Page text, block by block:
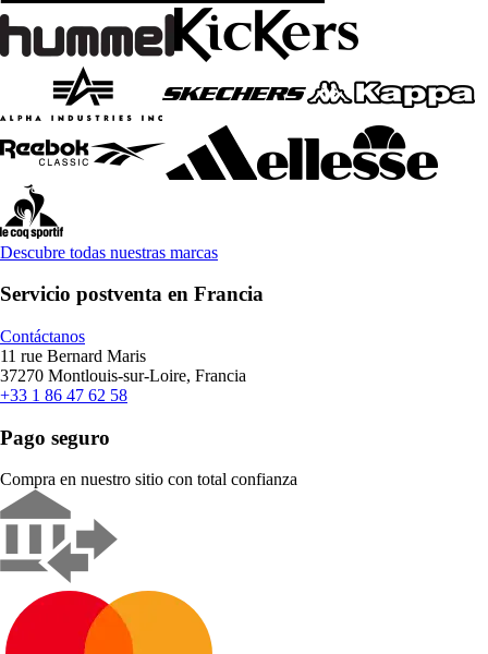
Descubre todas nuestras marcas
Servicio postventa en Francia
Contáctanos
11 rue Bernard Maris
37270 Montlouis-sur-Loire, Francia
+33 1 86 47 62 58
Pago seguro
Compra en nuestro sitio con total confianza